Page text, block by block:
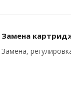
Замена
Замена,